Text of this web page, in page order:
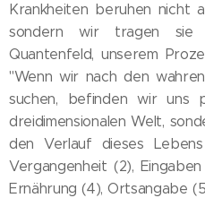
Krankheiten beruhen nicht
sondern wir tragen sie
Quantenfeld, unserem
"Wenn wir nach den
suchen, befinden wir uns
dreidimensionalen Welt,
den Verlauf dieses
Vergangenheit (2),
Ernährung (4), Ortsangabe